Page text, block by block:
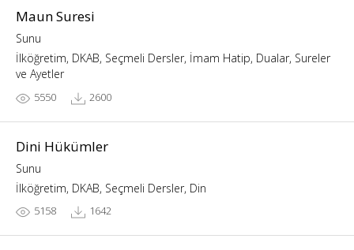
Maun Suresi
Sunu
İlköğretim, DKAB, Seçmeli Dersler, İmam Hatip, Dualar, Sureler
ve Ayetler
5550 2600
Dini Hükümler
Sunu
İlköğretim, DKAB, Seçmeli Dersler, Din
5158 1642